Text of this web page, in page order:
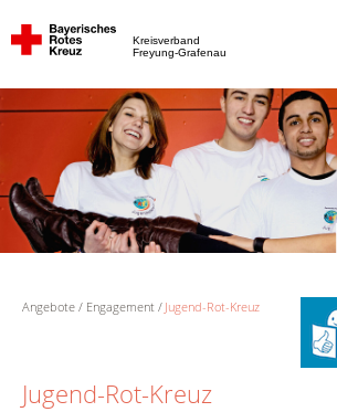
Kreisverband
Freyung-Grafenau
Angebote Engagement Jugend-Rot-Kreuz
Jugend-Rot-Kreuz